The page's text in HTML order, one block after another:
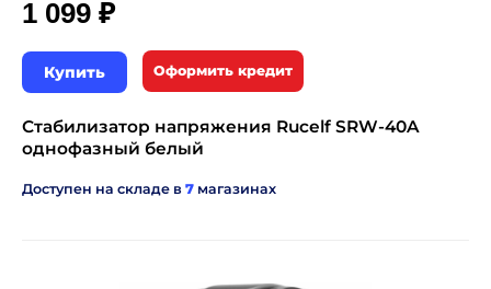
1 099 ₽
Купить Оформить кредит
Стабилизатор напряжения Rucelf SRW-40A
однофазный белый
Доступен на складе в 7 магазинах